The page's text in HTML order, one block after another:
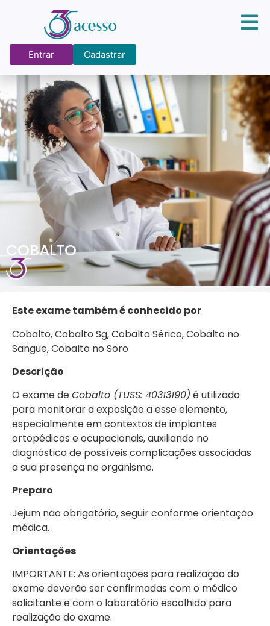
Entrar Cadastrar
COBALTO
Este exame também é conhecido por
Cobalto, Cobalto Sg, Cobalto Sérico, Cobalto no
Sangue, Cobalto no Soro
Descrição
O exame deCobalto (TUSS: 40313190) é utilizado
para monitorar a exposição a esse elemento,
especialmente em contextos de implantes
ortopédicos e ocupacionais, auxiliando no
diagnóstico de possíveis complicações associadas
a sua presença no organismo.
Preparo
Jejum não obrigatório, seguir conforme orientação
médica.
Orientações
IMPORTANTE: As orientações para realização do
exame deverão ser confirmadas com o médico
solicitante e com o laboratório escolhido para
realização do exame.